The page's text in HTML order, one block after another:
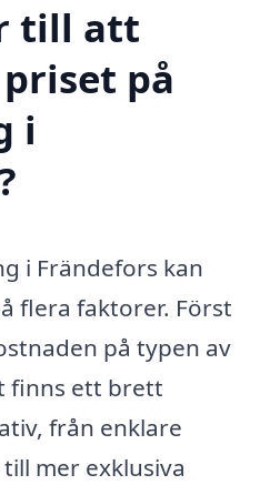
till att
på
i
i Frändefors kan
flera faktorer. Först
på typen av
finns ett brett
från enklare
mer exklusiva